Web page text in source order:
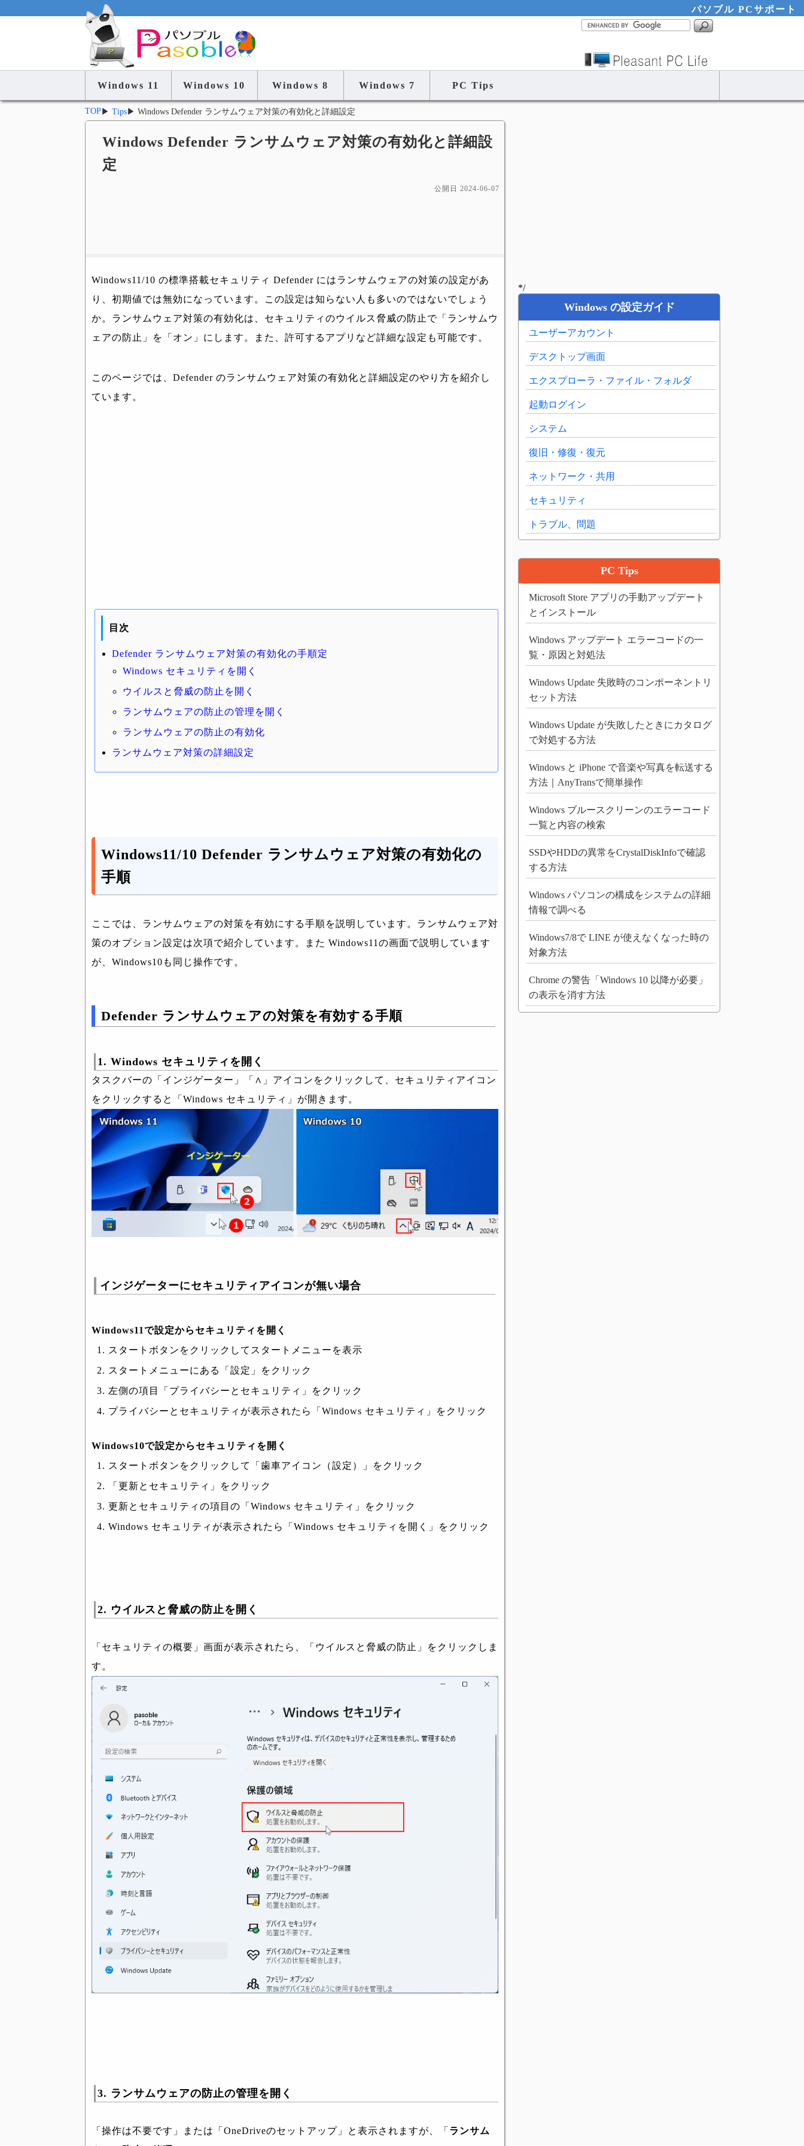
パソブル PCサポート
Windows 11 Windows 10 Windows 8 Windows 7 PC Tips
TOP ▶ Tips ▶ Windows Defender ランサムウェア対策の有効化と詳細設定
Windows Defender ランサムウェア対策の有効化と詳細設
定
公開日 2024-06-07
Windows11/10 の標準搭載セキュリティ Defender にはランサムウェアの対策の設定があ
り、初期値では無効になっています。この設定は知らない人も多いのではないでしょう
か。ランサムウェア対策の有効化は、セキュリティのウイルス脅威の防止で「ランサムウ
ェアの防止」を「オン」にします。また、許可するアプリなど詳細な設定も可能です。
このページでは、Defender のランサムウェア対策の有効化と詳細設定のやり方を紹介し
ています。
目次
Defender ランサムウェア対策の有効化の手順定
Windows セキュリティを開く
ウイルスと脅威の防止を開く
ランサムウェアの防止の管理を開く
ランサムウェアの防止の有効化
ランサムウェア対策の詳細設定
Windows11/10 Defender ランサムウェア対策の有効化の
手順
ここでは、ランサムウェアの対策を有効にする手順を説明しています。ランサムウェア対
策のオプション設定は次項で紹介しています。また Windows11の画面で説明しています
が、Windows10も同じ操作です。
Defender ランサムウェアの対策を有効する手順
1. Windows セキュリティを開く
タスクバーの「インジゲーター」「∧」アイコンをクリックして、セキュリティアイコン
をクリックすると「Windows セキュリティ」が開きます。
インジゲーターにセキュリティアイコンが無い場合
Windows11で設定からセキュリティを開く
スタートボタンをクリックしてスタートメニューを表示
スタートメニューにある「設定」をクリック
左側の項目「プライバシーとセキュリティ」をクリック
プライバシーとセキュリティが表示されたら「Windows セキュリティ」をクリック
Windows10で設定からセキュリティを開く
スタートボタンをクリックして「歯車アイコン（設定）」をクリック
「更新とセキュリティ」をクリック
更新とセキュリティの項目の「Windows セキュリティ」をクリック
Windows セキュリティが表示されたら「Windows セキュリティを開く」をクリック
2. ウイルスと脅威の防止を開く
「セキュリティの概要」画面が表示されたら、「ウイルスと脅威の防止」をクリックしま
す。
3. ランサムウェアの防止の管理を開く
「操作は不要です」または「OneDriveのセットアップ」と表示されますが、「 ランサム
*/
Windows の設定ガイド
ユーザーアカウント
デスクトップ画面
エクスプローラ・ファイル・フォルダ
起動ログイン
システム
復旧・修復・復元
ネットワーク・共用
セキュリティ
トラブル、問題
PC Tips
Microsoft Store アプリの手動アップデート
とインストール
Windows アップデート エラーコードの一
覧・原因と対処法
Windows Update 失敗時のコンポーネントリ
セット方法
Windows Update が失敗したときにカタログ
で対処する方法
Windows と iPhone で音楽や写真を転送する
方法｜AnyTransで簡単操作
Windows ブルースクリーンのエラーコード
一覧と内容の検索
SSDやHDDの異常をCrystalDiskInfoで確認
する方法
Windows パソコンの構成をシステムの詳細
情報で調べる
Windows7/8で LINE が使えなくなった時の
対象方法
Chrome の警告「Windows 10 以降が必要」
の表示を消す方法